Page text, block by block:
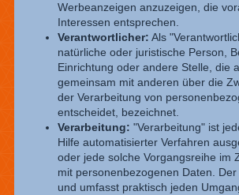
Werbeanzeigen anzuzeigen, die
Interessen entsprechen.
Verantwortlicher: Als
natürliche oder juristische Person,
Einrichtung oder andere Stelle, die
gemeinsam mit anderen über die
der Verarbeitung von
entscheidet, bezeichnet.
Verarbeitung: "Verarbeitung" ist
Hilfe automatisierter Verfahren
oder jede solche Vorgangsreihe im
mit personenbezogenen Daten.
und umfasst praktisch jeden